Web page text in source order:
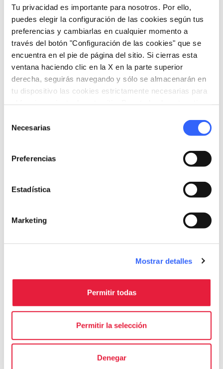
Tu privacidad es importante para nosotros. Por ello,
puedes elegir la configuración de las cookies según tus
preferencias y cambiarlas en cualquier momento a
través del botón "Configuración de las cookies" que se
encuentra en el pie de página del sitio. Si cierras esta
ventana haciendo clic en la X en la parte superior
derecha, seguirás navegando y sólo se almacenarán en
tu dispositivo las cookies estrictamente necesarias para
Necesarias
Preferencias
Estadística
Marketing
Mostrar detalles
Permitir todas
Permitir la selección
Denegar
home Dónde
Radda in Chianti
Piazza delle Scuole, 53017 Radda in
Chianti SI, Italia
Organiza
chevron_right
celebration Experiencias chevron_right
local_library Guías y mapas chevron_right
Otras atracciones en Radda
in Chianti
Descubre más sobre la localidad arrow_forward
favorite_border favorite_border